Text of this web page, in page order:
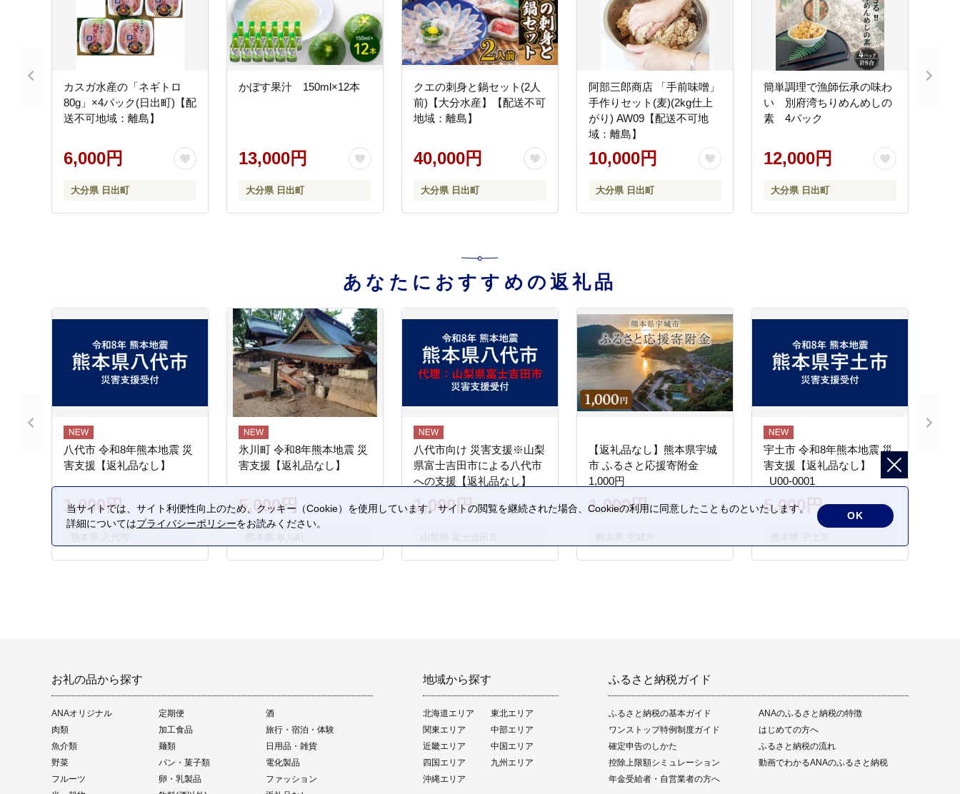
カスガ水産の「ネギトロ
80g」×4パック(日出町)【配
送不可地域：離島】
6,000円
大分県 日出町
かぼす果汁 150ml×12本
13,000円
大分県 日出町
クエの刺身と鍋セット(2人
前)【大分水産】【配送不可
地域：離島】
40,000円
大分県 日出町
阿部三郎商店 「手前味噌」
手作りセット(麦)(2kg仕上
がり) AW09【配送不可地
域：離島】
10,000円
大分県 日出町
簡単調理で漁師伝承の味わ
い 別府湾ちりめんめしの
素 4パック
12,000円
大分県 日出町
あなたにおすすめの返礼品
八代市 令和8年熊本地震 災
害支援【返礼品なし】
1,000円
氷川町 令和8年熊本地震 災
害支援【返礼品なし】
5,000円
八代市向け 災害支援※山梨
県富士吉田市による八代市
への支援【返礼品なし】
1,000円
【返礼品なし】熊本県宇城
市 ふるさと応援寄附金
1,000円
1,000円
宇土市 令和8年熊本地震 災
害支援【返礼品なし】
_U00-0001
5,000円
お礼の品から探す
ANAオリジナル 定期便
酒
肉類
加工食品
旅行・宿泊・体験
魚介類
麺類
日用品・雑貨
野菜
パン・菓子類
電化製品
フルーツ
卵・乳製品
ファッション
地域から探す
北海道エリア
東北エリア
関東エリア
中部エリア
近畿エリア
中国エリア
四国エリア
九州エリア
沖縄エリア
ふるさと納税ガイド
ふるさと納税の基本ガイド
ANAのふるさと納税の特徴
ワンストップ特例制度ガイド
はじめての方へ
確定申告のしかた
ふるさと納税の流れ
控除上限額シミュレーション
動画でわかるANAのふるさと納税
年金受給者・自営業者の方へ
当サイトでは、サイト利便性向上のため、クッキー（Cookie）を使用しています。サイトの閲覧を継続された場合、Cookieの利用に同意したことものといたします。
詳細についてはプライバシーポリシーをお読みください。
OK